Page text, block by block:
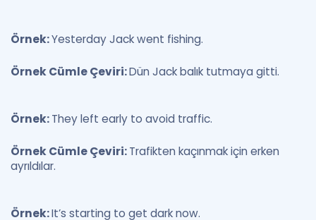
Örnek:Yesterday Jack went fishing.
Örnek Cümle Çeviri:Dün Jack balık tutmaya gitti.
Örnek:They left early to avoid traffic.
Örnek Cümle Çeviri:Trafikten kaçınmak için erken
ayrıldılar.
Örnek:It’s starting to get dark now.